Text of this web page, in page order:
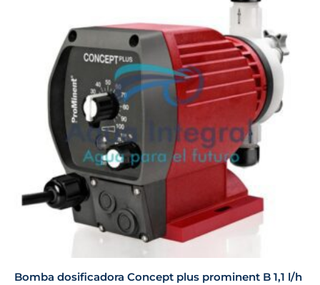
Bomba dosificadora Concept plus prominent B 1,1 l/h